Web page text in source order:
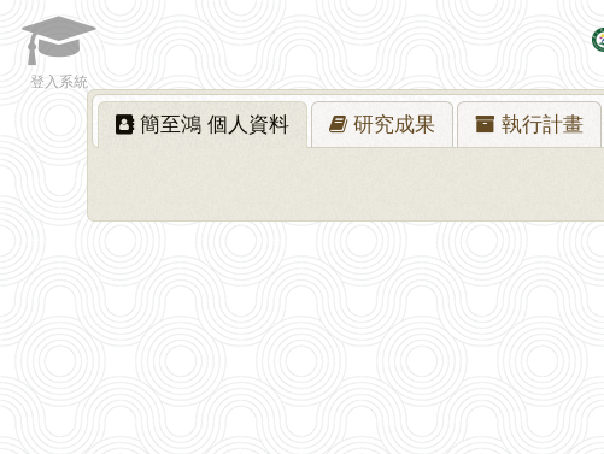
登入系統
簡至鴻 個人資料 研究成果 執行計畫